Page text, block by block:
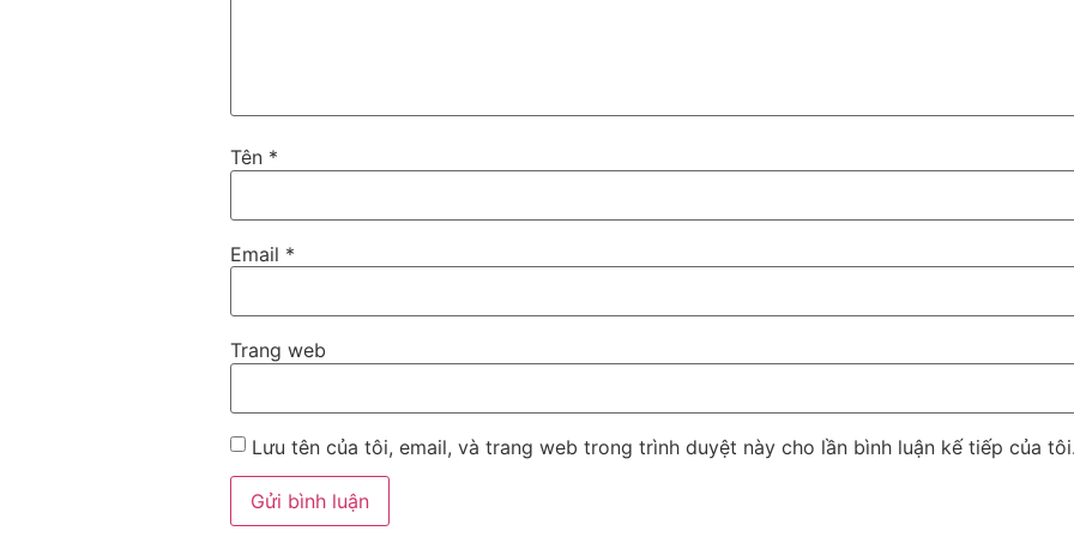
Tên *
Email *
Trang web
Lưu tên của tôi, email, và trang web trong trình duyệt này cho lần bình luận kế tiếp của